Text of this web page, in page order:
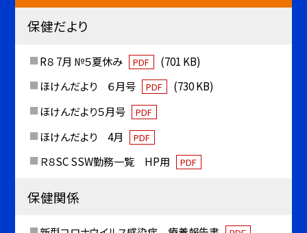
保健だより
R８ 7月 №５夏休み PDF
(701 KB)
ほけんだより ６月号
PDF
(730 KB)
ほけんだより５月号
PDF
ほけんだより 4月 PDF
Ｒ８SC SSW勤務一覧 HP用 PDF
保健関係